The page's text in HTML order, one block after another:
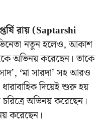
রায় (Saptarshi
নতুন হলেও, আকাশ
অভিনয় করেছেন। তাকে
‘মা সারদা’ সহ আরও
দিয়েই শুরু হয়
চরিত্রে অভিনয় করেছেন।
করেছেন।